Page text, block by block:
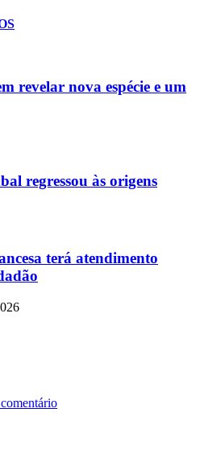
revelar nova espécie e um
regressou às origens
terá atendimento